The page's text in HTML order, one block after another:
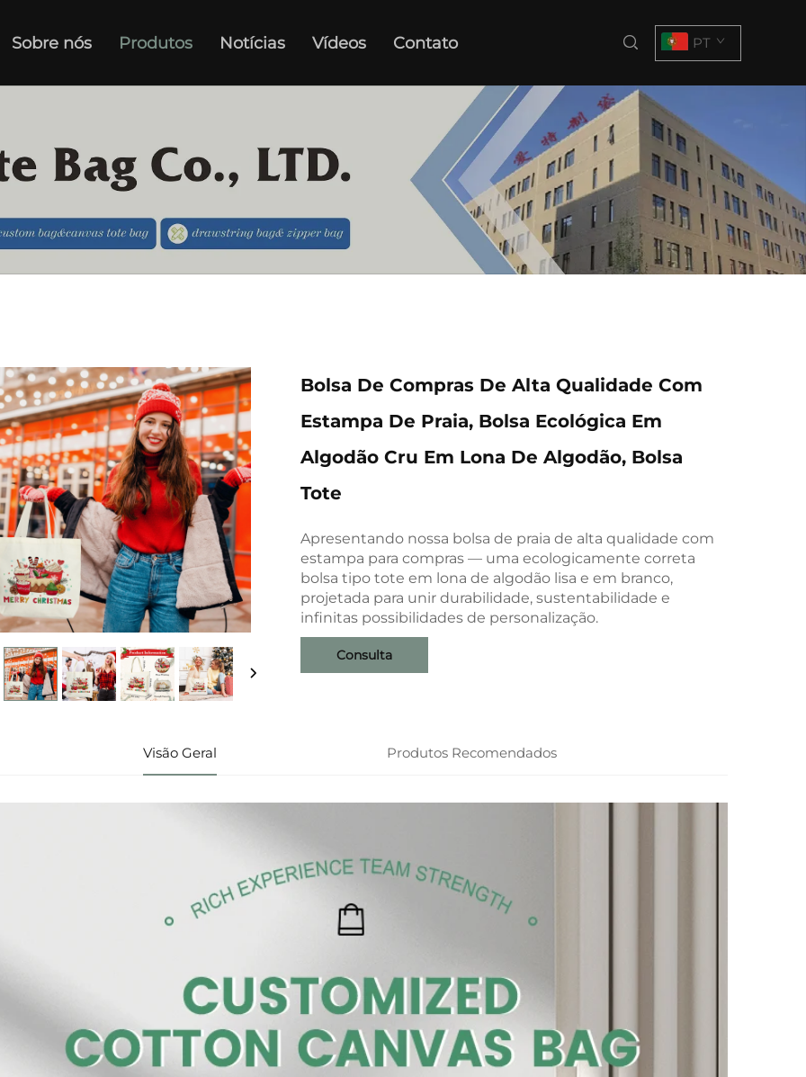
Sobre nós Produtos Notícias Vídeos Contato PT
Bolsa De Compras De Alta Qualidade Com
Estampa De Praia, Bolsa Ecológica Em
Algodão Cru Em Lona De Algodão, Bolsa
Tote
Apresentando nossa bolsa de praia de alta qualidade com
estampa para compras — uma ecologicamente correta
bolsa tipo tote em lona de algodão lisa e em branco,
projetada para unir durabilidade, sustentabilidade e
infinitas possibilidades de personalização.
Consulta
Visão Geral Produtos Recomendados